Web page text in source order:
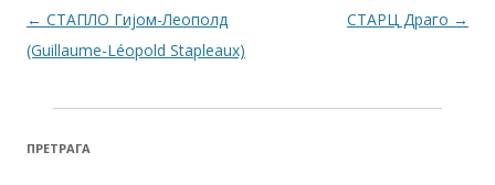
Post navigation
← СТАПЛО Гијом-Леополд
(Guillaume-Léopold Stapleaux)
СТАРЦ Драго →
ПРЕТРАГА